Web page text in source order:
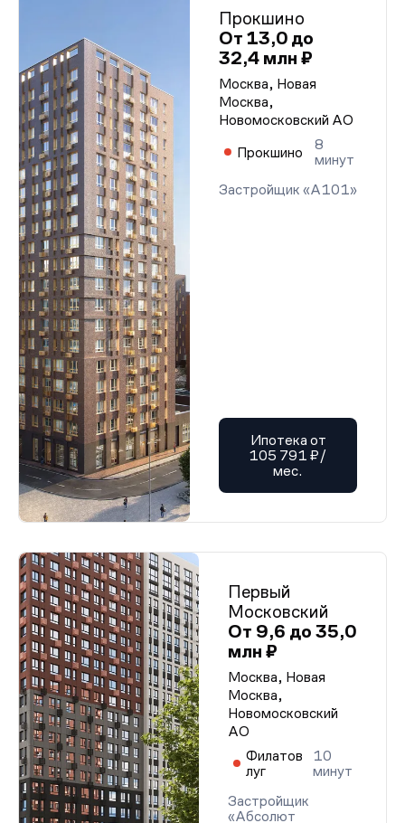
Прокшино
От 13,0 до
32,4 млн ₽
Москва, Новая
Москва,
Новомосковский АО
Прокшино
8
минут
Застройщик «А101»
Ипотека от
105 791 ₽/
мес.
Первый
Московский
От 9,6 до 35,0
млн ₽
Москва, Новая
Москва,
Новомосковский
АО
Филатов
луг
10
минут
Застройщик
«Абсолют